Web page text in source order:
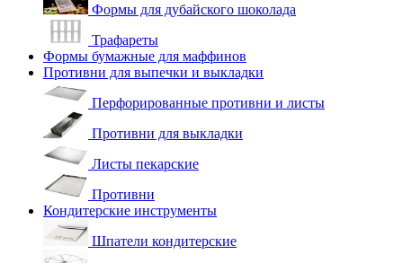
Формы для дубайского шоколада
Трафареты
Формы бумажные для маффинов
Противни для выпечки и выкладки
Перфорированные противни и листы
Противни для выкладки
Листы пекарские
Противни
Кондитерские инструменты
Шпатели кондитерские